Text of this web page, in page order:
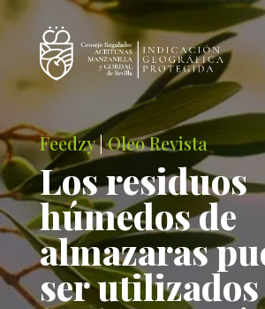
Feedzy|Oleo Revista
Los residuos
húmedos de
almazaras
ser